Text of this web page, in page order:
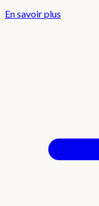
En savoir plus